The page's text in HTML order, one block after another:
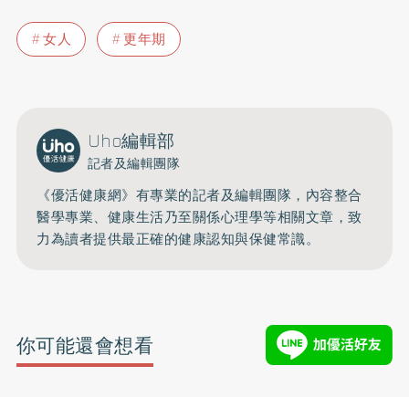
女人 更年期
Uho編輯部
記者及編輯團隊
《優活健康網》有專業的記者及編輯團隊，內容整合
醫學專業、健康生活乃至關係心理學等相關文章，致
力為讀者提供最正確的健康認知與保健常識。
你可能還會想看